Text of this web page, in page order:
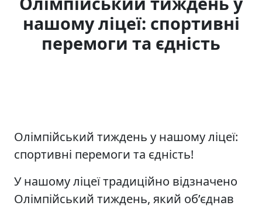
нашому ліцеї: спортивні
перемоги та єдність
Олімпійський тиждень у нашому ліцеї:
спортивні перемоги та єдність!
У нашому ліцеї традиційно відзначено
Олімпійський тиждень, який об’єднав